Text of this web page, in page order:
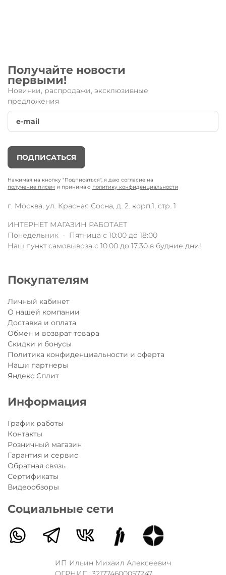
Получайте новости
первыми!
Новинки, распродажи, эксклюзивные
предложения
ПОДПИСАТЬСЯ
Нажимая на кнопку "Подписаться", я даю согласие на
получение писем и принимаю политику конфиденциальности
г. Москва, ул. Красная Сосна, д. 2. корп.1, стр. 1
ИНТЕРНЕТ МАГАЗИН РАБОТАЕТ
Понедельник - Пятница с 10:00 до 18:00
Наш пункт самовывоза с 10:00 до 17:30 в будние дни!
Покупателям
Личный кабинет
О нашей компании
Доставка и оплата
Обмен и возврат товара
Скидки и бонусы
Политика конфиденциальности и оферта
Наши партнеры
Яндекс Сплит
Информация
График работы
Контакты
Розничный магазин
Гарантия и сервис
Обратная связь
Сертификаты
Видеообзоры
Социальные сети
ИП Ильин Михаил Алексеевич